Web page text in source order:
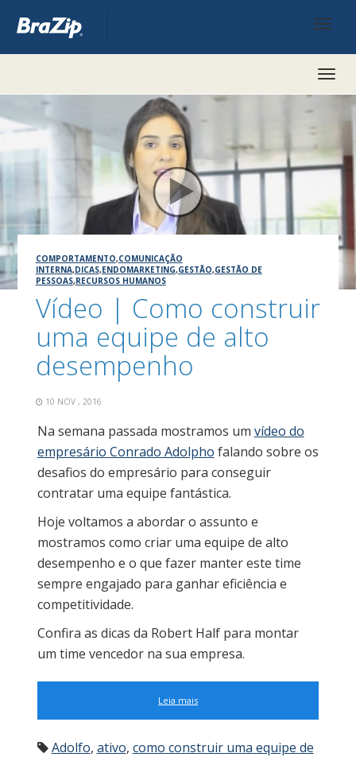
COMPORTAMENTO,COMUNICAÇÃO
INTERNA,DICAS,ENDOMARKETING,GESTÃO,GESTÃO DE
PESSOAS,RECURSOS HUMANOS
Vídeo | Como construir
uma equipe de alto
desempenho
10 NOV , 2016
Na semana passada mostramos um vídeo do
empresário Conrado Adolpho falando sobre os
desafios do empresário para conseguir
contratar uma equipe fantástica.
Hoje voltamos a abordar o assunto e
mostramos como criar uma equipe de alto
desempenho e o que fazer manter este time
sempre engajado para ganhar eficiência e
competitividade.
Confira as dicas da Robert Half para montar
um time vencedor na sua empresa.
Leia mais
Adolfo, ativo, como construir uma equipe de